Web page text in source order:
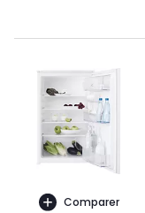
Comparer